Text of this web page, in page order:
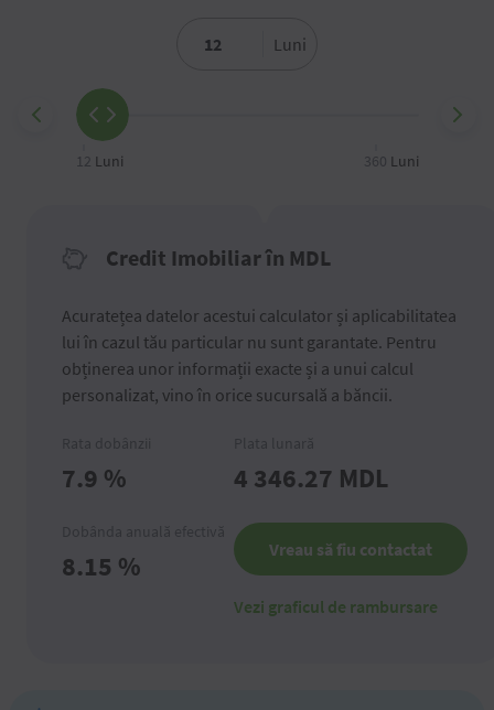
Luni
12 Luni 360 Luni
Credit Imobiliar în MDL
Acuratețea datelor acestui calculator și aplicabilitatea
lui în cazul tău particular nu sunt garantate. Pentru
obținerea unor informații exacte și a unui calcul
personalizat, vino în orice sucursală a băncii.
7.9 %
8.15 %
4 346.27 MDL
Vreau să fiu contactat
Vezi graficul de rambursare